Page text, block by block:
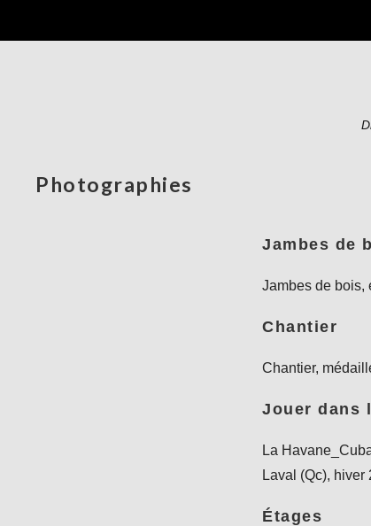
Photographies
Jambes de
Jambes de bois,
Chantier
Chantier,
Jouer dans
La
Laval (Qc), hiver
Étages